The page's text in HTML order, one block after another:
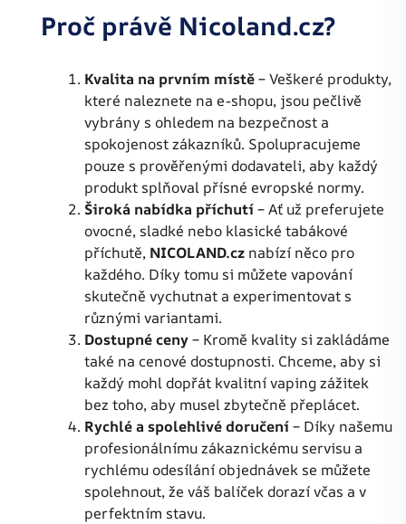
Proč právě Nicoland.cz?
Kvalita na prvním místě– Veškeré produkty,
které naleznete na e-shopu, jsou pečlivě
vybrány s ohledem na bezpečnost a
spokojenost zákazníků. Spolupracujeme
pouze s prověřenými dodavateli, aby každý
produkt splňoval přísné evropské normy.
Široká nabídka příchutí– Ať už preferujete
ovocné, sladké nebo klasické tabákové
příchutě, NICOLAND.cz nabízí něco pro
každého. Díky tomu si můžete vapování
skutečně vychutnat a experimentovat s
různými variantami.
Dostupné ceny– Kromě kvality si zakládáme
také na cenové dostupnosti. Chceme, aby si
každý mohl dopřát kvalitní vaping zážitek
bez toho, aby musel zbytečně přeplácet.
Rychlé a spolehlivé doručení– Díky našemu
profesionálnímu zákaznickému servisu a
rychlému odesílání objednávek se můžete
spolehnout, že váš balíček dorazí včas a v
perfektním stavu.